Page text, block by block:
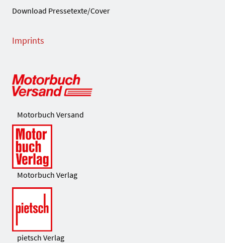
Download Pressetexte/Cover
Imprints
Motorbuch Versand
Motorbuch Verlag
pietsch Verlag